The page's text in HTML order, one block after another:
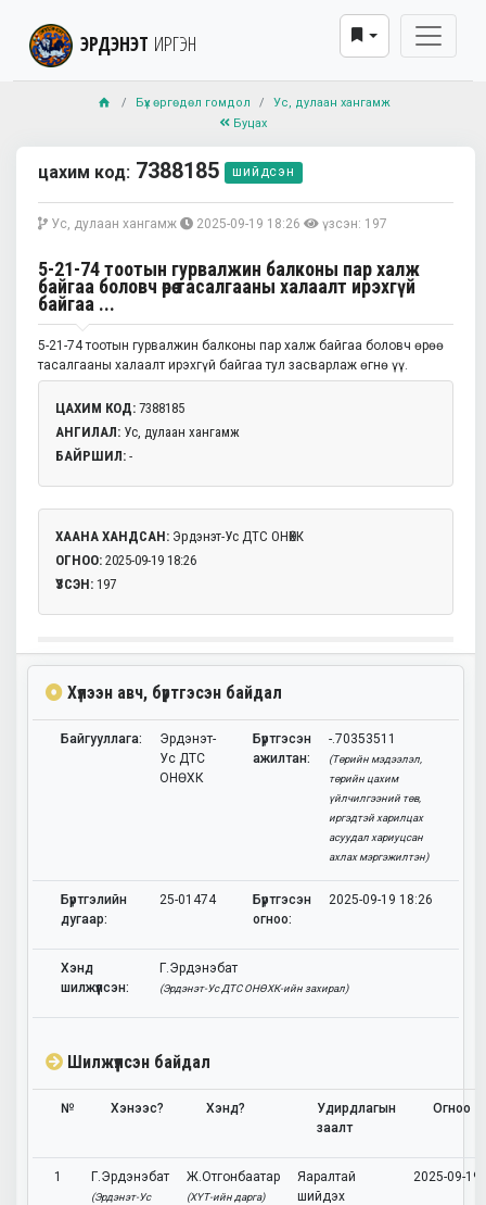
ЭРДЭНЭТ ИРГЭН
Бүх өргөдөл гомдол
Ус, дулаан хангамж
Буцах
цахим код: 7388185 шийдсэн
Ус, дулаан хангамж 2025-09-19 18:26 үзсэн: 197
5-21-74 тоотын гурвалжин балконы пар халж
байгаа боловч өрөө тасалгааны халаалт ирэхгүй
байгаа ...
5-21-74 тоотын гурвалжин балконы пар халж байгаа боловч өрөө
тасалгааны халаалт ирэхгүй байгаа тул засварлаж өгнө үү.
ЦАХИМ КОД: 7388185
АНГИЛАЛ: Ус, дулаан хангамж
БАЙРШИЛ: -
ХААНА ХАНДСАН: Эрдэнэт-Ус ДТС ОНӨХК
ОГНОО: 2025-09-19 18:26
ҮЗСЭН: 197
Хүлээн авч, бүртгэсэн байдал
Байгууллага:
Эрдэнэт-
Ус ДТС
ОНӨХК
Бүртгэсэн
ажилтан:
-.70353511
(Төрийн мэдээлэл,
төрийн цахим
үйлчилгээний төв,
иргэдтэй харилцах
асуудал хариуцсан
ахлах мэргэжилтэн)
Бүртгэлийн
дугаар:
25-01474
Бүртгэсэн
огноо:
2025-09-19 18:26
Хэнд
шилжүүлсэн:
Г.Эрдэнэбат
(Эрдэнэт-Ус ДТС ОНӨХК-ийн захирал)
Шилжүүлсэн байдал
№ Хэнээс? Хэнд?
Удирдлагын
заалт
Огноо
1 Г.Эрдэнэбат
(Эрдэнэт-Ус
Ж.Отгонбаатар
(ХҮТ-ийн дарга)
Яаралтай
шийдэх
2025-09-19